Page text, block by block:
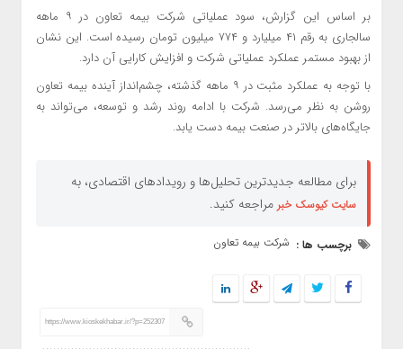
بر اساس این گزارش، سود عملیاتی شرکت بیمه تعاون در ۹ ماهه
سالجاری به رقم ۴۱ میلیارد و ۷۷۴ میلیون تومان رسیده است. این نشان
از بهبود مستمر عملکرد عملیاتی شرکت و افزایش کارایی آن دارد.
با توجه به عملکرد مثبت در ۹ ماهه گذشته، چشم‌انداز آینده بیمه تعاون
روشن به نظر می‌رسد. شرکت با ادامه روند رشد و توسعه، می‌تواند به
جایگاه‌های بالاتر در صنعت بیمه دست یابد.
برای مطالعه جدیدترین تحلیل‌ها و رویدادهای اقتصادی، به
سایت کیوسک خبرمراجعه کنید.
برچسب ها : شرکت بیمه تعاون
https://www.kioskekhabar.ir/?p=252307